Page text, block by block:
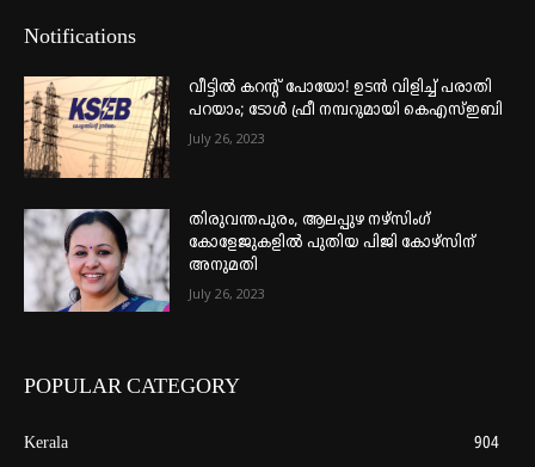
Notifications
വീട്ടില്‍ കറന്റ് പോയോ! ഉടന്‍ വിളിച്ച് പരാതി
പറയാം; ടോള്‍ ഫ്രീ നമ്പറുമായി കെഎസ്ഇബി
July 26, 2023
തിരുവന്തപുരം, ആലപ്പുഴ നഴ്‌സിംഗ്
കോളേജുകളില്‍ പുതിയ പിജി കോഴ്‌സിന്
അനുമതി
July 26, 2023
POPULAR CATEGORY
Kerala 904